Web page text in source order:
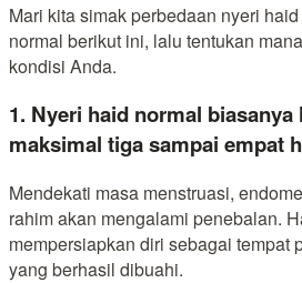
Mari kita simak perbedaan nyeri
normal berikut ini, lalu tentukan
kondisi Anda.
1. Nyeri haid normal
maksimal tiga sampai empat
Mendekati masa menstruasi,
rahim akan mengalami penebalan.
mempersiapkan diri sebagai tempat
yang berhasil dibuahi.